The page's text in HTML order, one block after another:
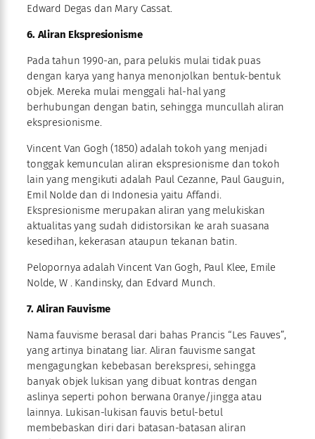
Edward Degas dan Mary Cassat.
6. Aliran Ekspresionisme
Pada tahun 1990-an, para pelukis mulai tidak puas
dengan karya yang hanya menonjolkan bentuk-bentuk
objek. Mereka mulai menggali hal-hal yang
berhubungan dengan batin, sehingga muncullah aliran
ekspresionisme.
Vincent Van Gogh (1850) adalah tokoh yang menjadi
tonggak kemunculan aliran ekspresionisme dan tokoh
lain yang mengikuti adalah Paul Cezanne, Paul Gauguin,
Emil Nolde dan di Indonesia yaitu Affandi.
Ekspresionisme merupakan aliran yang melukiskan
aktualitas yang sudah didistorsikan ke arah suasana
kesedihan, kekerasan ataupun tekanan batin.
Pelopornya adalah Vincent Van Gogh, Paul Klee, Emile
Nolde, W . Kandinsky, dan Edvard Munch.
7. Aliran Fauvisme
Nama fauvisme berasal dari bahas Prancis “Les Fauves”,
yang artinya binatang liar. Aliran fauvisme sangat
mengagungkan kebebasan berekspresi, sehingga
banyak objek lukisan yang dibuat kontras dengan
aslinya seperti pohon berwana 0ranye/jingga atau
lainnya. Lukisan-lukisan fauvis betul-betul
membebaskan diri dari batasan-batasan aliran